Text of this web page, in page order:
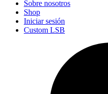
Sobre nosotros
Shop
Iniciar sesión
Custom LSB